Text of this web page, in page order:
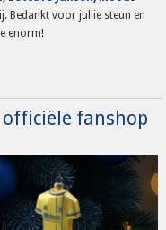
Bedankt voor jullie steun en
enorm!
officiële fanshop